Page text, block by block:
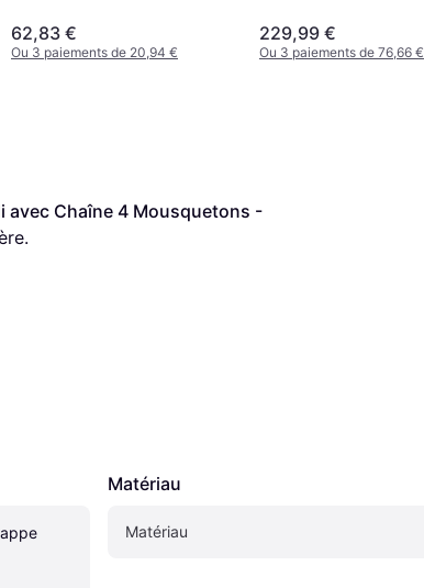
62,83 €
Ou 3 paiements de 20,94 €
229,99 €
Ou 3 paiements de 76,66 €
avec Chaîne 4 Mousquetons -
Matériau
Matériau